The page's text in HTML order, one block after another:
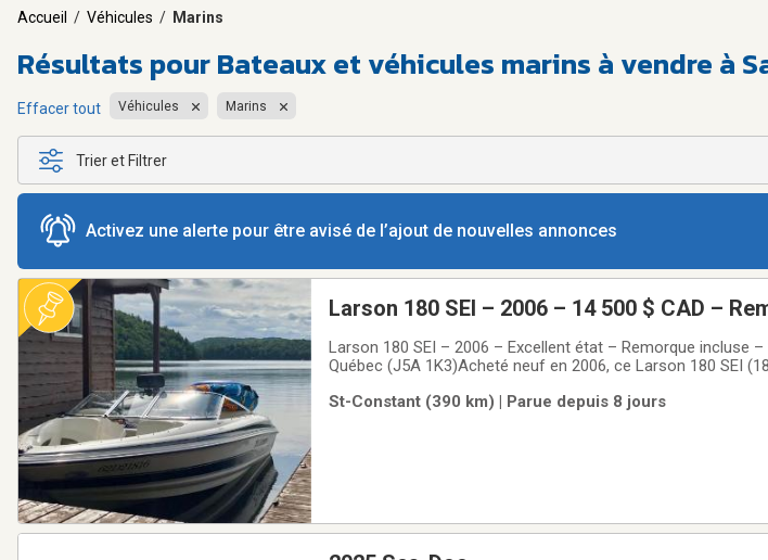
Accueil / Véhicules / Marins
Résultats pourBateaux et véhicules marins à vendre à
Effacer tout Véhicules Marins
Trier et Filtrer
Activez une alerte pour être avisé de l’ajout de nouvelles annonces
Larson 180 SEI – 2006 – 14 500 $ CAD –
Larson 180 SEI – 2006 – Excellent état – Remorque incluse
Québec (J5A 1K3)Acheté neuf en 2006, ce Larson 180 SEI
à offrir les mêmes moments
St-Constant (390 km) | Parue depuis 8 jours